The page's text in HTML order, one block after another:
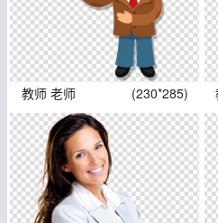
教师 老师 (230*285)